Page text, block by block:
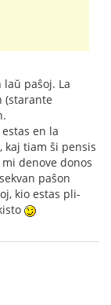
paŝoj. La
(starante
en la
kaj tiam ŝi pensis
denove donos
paŝon
kio estas pli-